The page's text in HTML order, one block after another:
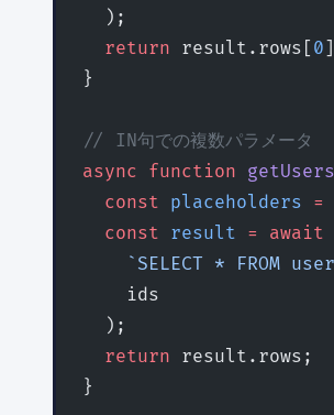
  );
  return
result.rows[ 0 ]
}
// IN句での複数パラメータ
async function
  const
placeholders =
  const
result = await
`SELECT * FROM
    ids
  );
  return
result.rows;
}